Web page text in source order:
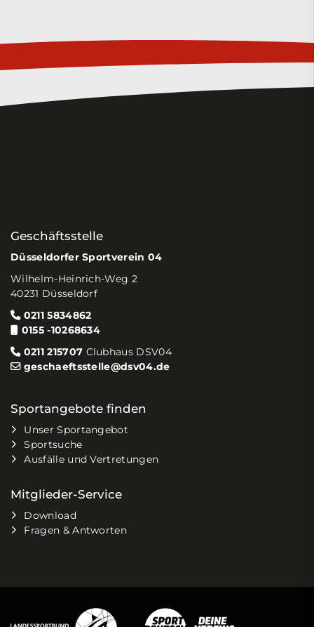
Geschäftsstelle
Düsseldorfer Sportverein 04
Wilhelm-Heinrich-Weg 2
40231 Düsseldorf
0211 5834862
0155 -10268634
0211 215707 Clubhaus DSV04
geschaeftsstelle@dsv04.de
Sportangebote finden
Unser Sportangebot
Sportsuche
Ausfälle und Vertretungen
Mitglieder-Service
Download
Fragen & Antworten